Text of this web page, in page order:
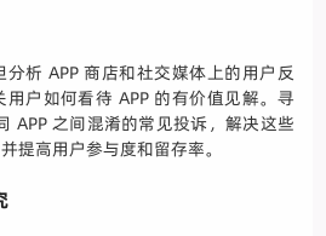
析 APP 商店和社交媒体上的用户反
户如何看待 APP 的有价值见解。寻
APP 之间混淆的常见投诉，解决这些
提高用户参与度和留存率。